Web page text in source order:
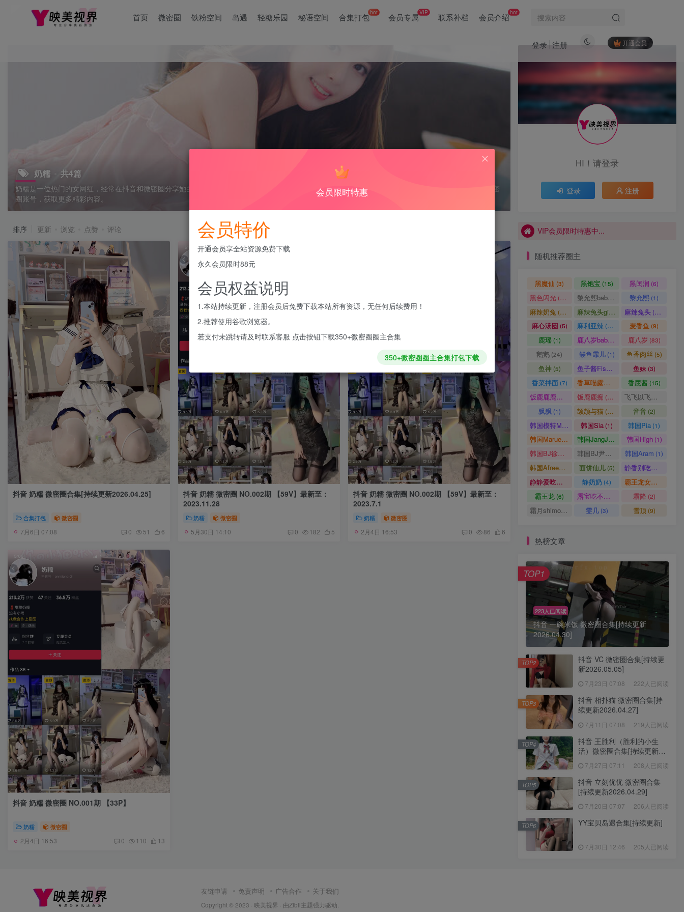
首页 微密圈 铁粉空间 岛遇 轻糖乐园 秘语空间 合集打包hot 会员专属VIP 联系补档 会员介绍hot
开通会员
登录 注册
奶糯 共4篇
奶糯是一位热门的女网红，经常在抖音和微密圈分享她的生活，她不仅拥有出色的外貌，还有丰富的内涵。如果你想了解她的更多信息，可以关注她的微密
圈账号，获取更多精彩内容。
排序 更新 浏览 点赞 评论
抖音 奶糯 微密圈合集[持续更新2026.04.25]
合集打包 微密圈
7月6日 07:08 0 51 6
抖音 奶糯 微密圈 NO.002期 【59V】最新至：
2023.11.28
奶糯 微密圈
5月30日 14:10 0 182 5
抖音 奶糯 微密圈 NO.002期 【59V】最新至：
2023.7.1
奶糯 微密圈
2月4日 16:53 0 86 6
抖音 奶糯 微密圈 NO.001期 【33P】
奶糯 微密圈
2月4日 16:53 0 110 13
HI！请登录
登录 注册
VIP会员限时特惠中...
VIP会员限时特惠中...
随机推荐圈主
黑魔仙 (3) 黑饱宝 (15) 黑闰润 (6)
黑色闪光 (15) 黎允熙baby(50) 黎允熙 (1)
麻辣奶兔 (86) 麻辣兔头girl(14)麻辣兔头 (28)
麻心汤圆 (5) 麻利亚辣 (94) 麦香鱼 (9)
鹿瑶(1) 鹿八岁baby(1) 鹿八岁 (83)
鹅鹅 (24) 鳗鱼霏儿(1) 鱼香肉丝 (5)
鱼神 (5) 鱼子酱Fish(6) 鱼妹 (3)
香菜拌面(7) 香草喵露露 香屁酱(15)
饭鹿鹿鹿痴 饭鹿鹿痴 (28) 飞飞以飞飞
飘飘(1) 颉颉与猫(16) 音音(2)
韩国模特Mozzi (1)韩国Sia(1) 韩国Pia(1)
韩国Maruemon (1) 韩国JangJoo 韩国High(1)
韩国BJ徐雅eseoa (1) 韩国BJ尹知予 (1)韩国Aram (1)
韩国AfreecaTV主播 (1)
面饼仙儿(5) 静香别吃了
静静爱吃糖 静奶奶 (4) 霸王龙女孩
霸王龙(6) 露宝吃不饱 霜降 (2)
霜月shimo
(4) 雯几(3) 雪顶(9)
热榜文章
223人已阅读
抖音 一碗米饭 微密圈合集[持续更新
2026.04.30]
TOP1
抖音 VC 微密圈合集[持续更
新2026.05.05]
7月23日 07:08 222人已阅读
TOP2
抖音 相扑猫 微密圈合集[持
续更新2026.04.27]
7月11日 07:08 219人已阅读
TOP3
抖音 王胜利（胜利的小生
活）微密圈合集[持续更新
7月27日 07:11 208人已阅读
TOP4
抖音 立刻优优 微密圈合集
[持续更新2026.04.29]
7月20日 07:07 206人已阅读
TOP5
YY宝贝岛遇合集[持续更新]
7月30日 12:46 205人已阅读
TOP6
友链申请 免责声明 广告合作 关于我们
Copyright © 2023 · 映美视界 · 由Zibll主题强力驱动.
会员限时特惠
会员特价
开通会员享全站资源免费下载
永久会员限时88元
会员权益说明
1.本站持续更新，注册会员后免费下载本站所有资源，无任何后续费用！
2.推荐使用谷歌浏览器。
若支付未跳转请及时联系客服 点击按钮下载350+微密圈圈主合集
350+微密圈圈主合集打包下载